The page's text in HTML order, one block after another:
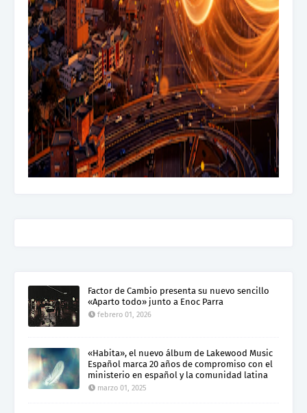
Factor de Cambio presenta su nuevo sencillo
«Aparto todo» junto a Enoc Parra
febrero 01, 2026
«Habita», el nuevo álbum de Lakewood Music
Español marca 20 años de compromiso con el
ministerio en español y la comunidad latina
marzo 01, 2025